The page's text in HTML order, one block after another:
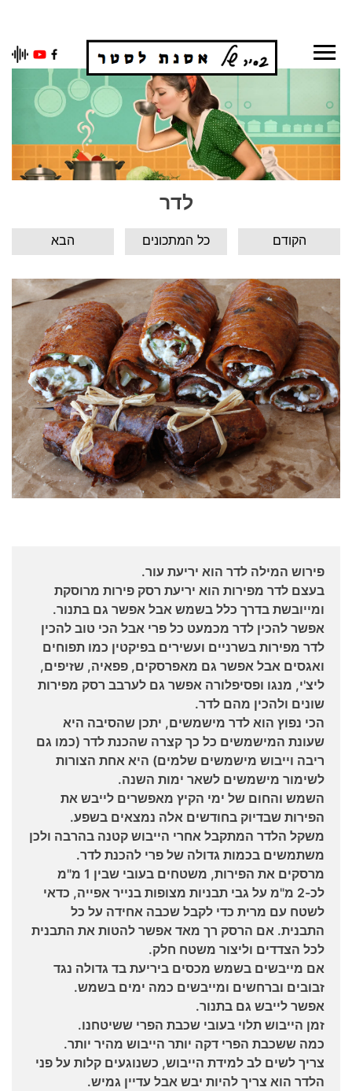
Skip
לדר
הבא כל המתכונים הקודם
פירוש המילה לדר הוא יריעת עור.
בעצם לדר מפירות הוא יריעת רסק פירות מרוסקת
ומייובשת בדרך כלל בשמש אבל אפשר גם בתנור.
אפשר להכין לדר מכמעט כל פרי אבל הכי טוב להכין
לדר מפירות בשרניים ועשירים בפיקטין כמו תפוחים
ואגסים אבל אפשר גם מאפרסקים, פפאיה, שזיפים,
ליצ'י, מנגו ופסיפלורה אפשר גם לערבב רסק מפירות
שונים ולהכין מהם לדר.
הכי נפוץ הוא לדר מישמשים, יתכן שהסיבה היא
שעונת המישמשים כל כך קצרה שהכנת לדר (כמו גם
ריבה וייבוש מישמשים שלמים) היא אחת הצורות
לשימור מישמשים לשאר ימות השנה.
השמש והחום של ימי הקיץ מאפשרים לייבש את
הפירות שבדיוק בחודשים אלה נמצאים בשפע.
משקל הלדר המתקבל אחרי הייבוש קטנה בהרבה ולכן
משתמשים בכמות גדולה של פרי להכנת לדר.
מרסקים את הפירות, משטחים בעובי שבין 1 מ"מ
לכ-2 מ"מ על גבי תבניות מצופות בנייר אפייה, כדאי
לשטח עם מרית כדי לקבל שכבה אחידה על כל
התבנית. אם הרסק רך מאד אפשר להטות את התבנית
לכל הצדדים וליצור משטח חלק.
אם מייבשים בשמש מכסים ביריעת בד גדולה נגד
זבובים וברחשים ומייבשים כמה ימים בשמש.
אפשר לייבש גם בתנור.
זמן הייבוש תלוי בעובי שכבת הפרי ששיטחנו.
כמה ששכבת הפרי דקה יותר הייבוש מהיר יותר.
צריך לשים לב למידת הייבוש, כשנוגעים קלות על פני
הלדר הוא צריך להיות יבש אבל עדיין גמיש.